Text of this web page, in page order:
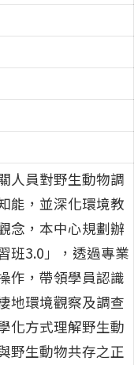
人員對野生動物調
能，並深化環境教
念，本中心規劃辦
班3.0」，透過專業
作，帶領學員認識
地環境觀察及調查
化方式理解野生動
野生動物共存之正